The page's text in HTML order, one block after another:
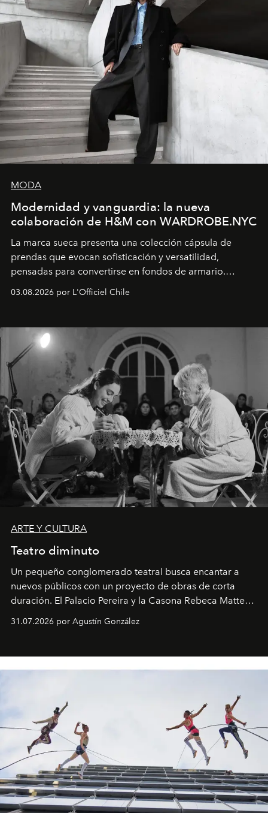
MODA
Modernidad y vanguardia: la nueva
colaboración de H&M con WARDROBE.NYC
La marca sueca presenta una colección cápsula de
prendas que evocan sofisticación y versatilidad,
pensadas para convertirse en fondos de armario.
03.08.2026 por L'Officiel Chile
ARTE Y CULTURA
Teatro diminuto
Un pequeño conglomerado teatral busca encantar a
nuevos públicos con un proyecto de obras de corta
duración. El Palacio Pereira y la Casona Rebeca Matte
miniobras. Sus puestas en escena son limpias; ponen el
31.07.2026 por Agustín González